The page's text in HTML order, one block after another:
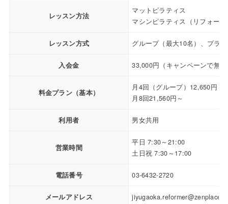
レッスン方法
マットピラティス
マシンピラティス（リフォー
レッスン方式 グループ（最大10名）、プラ
入会金 33,000円（キャンペーンで無
料金プラン（基本）
月4回（グループ）12,650円～
月8回21,560円～
利用者 男女共用
営業時間
平日 7:30～21:00
土日祝 7:30～17:00
電話番号 03-6432-2720
メールアドレス